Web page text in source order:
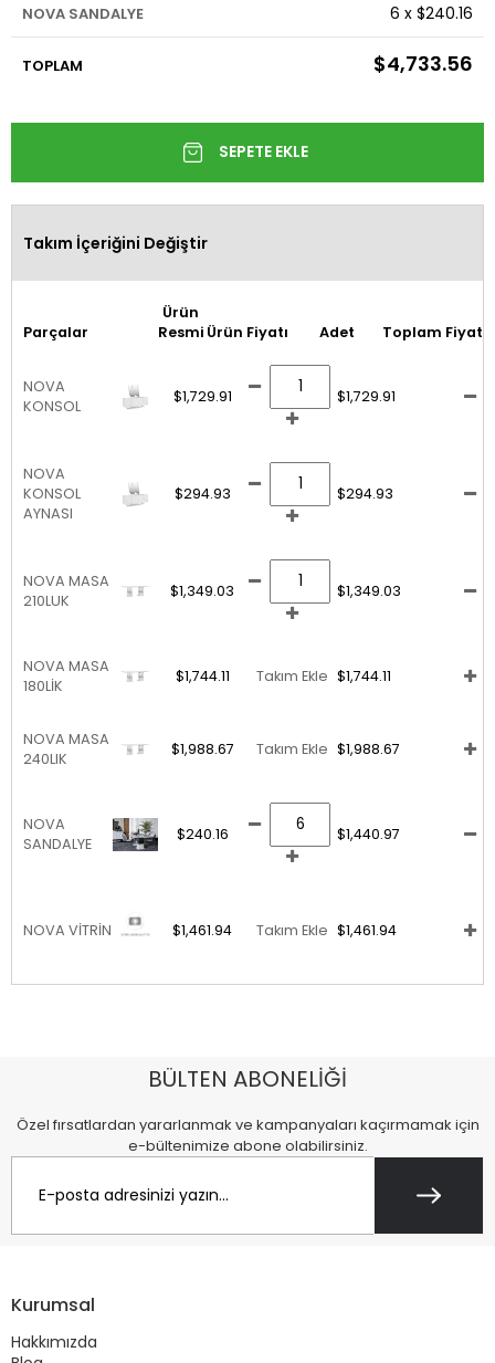
NOVA SANDALYE 6 x $240.16
TOPLAM $4,733.56
Takım İçeriğini Değiştir
Parçalar
Ürün
Resmi Ürün Fiyatı Adet Toplam Fiyat
NOVA
KONSOL
$1,729.91 $1,729.91
NOVA
KONSOL
AYNASI
$294.93 $294.93
NOVA MASA
210LUK
$1,349.03 $1,349.03
NOVA MASA
180LİK
$1,744.11 Takım Ekle $1,744.11
NOVA MASA
240LIK
$1,988.67 Takım Ekle $1,988.67
NOVA
SANDALYE
$240.16 $1,440.97
NOVA VİTRİN $1,461.94 Takım Ekle $1,461.94
BÜLTEN ABONELİĞİ
Özel fırsatlardan yararlanmak ve kampanyaları kaçırmamak için
e-bültenimize abone olabilirsiniz.
Kurumsal
Hakkımızda